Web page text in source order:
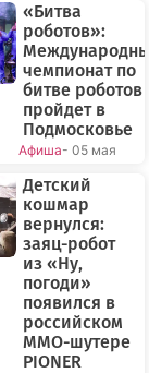
«Битва
роботов»:
чемпионат по
битве роботов
пройдет в
Подмосковье
Афиша- 05 мая
Детский
кошмар
вернулся:
заяц-робот
из «Ну,
погоди»
появился в
российском
MMO-шутере
PIONER